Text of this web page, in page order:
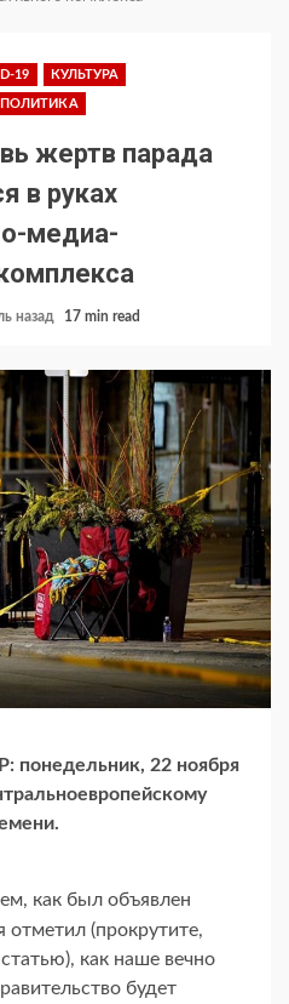
19 КУЛЬТУРА
ПОЛИТИКА
жертв парада
в руках
медиа-
назад 17 min read
22 ноября
как был объявлен
отметил (прокрутите,
как наше вечно
будет